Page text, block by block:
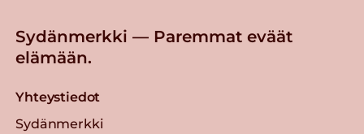
Sydänmerkki — Paremmat eväät
elämään.
Yhteystiedot
Sydänmerkki